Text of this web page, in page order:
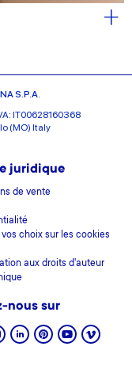
S.P.A.
IT00628160368
(MO) Italy
juridique
de vente
choix sur les cookies
aux droits d'auteur
nous sur